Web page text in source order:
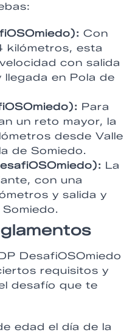
Con
kilómetros, esta
con salida
llegada en Pola de
Para
un reto mayor, la
desde Valle
de Somiedo.
La
con una
y salida y
DesafiOSOmiedo
requisitos y
desafío que te
edad el día de la